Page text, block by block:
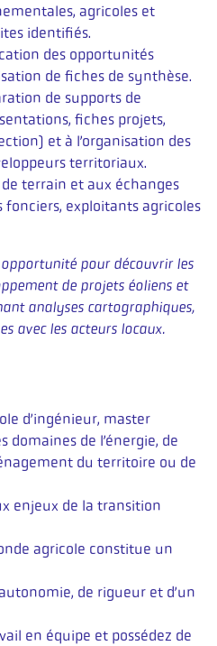
agricoles et
identifiés.
des opportunités
de fiches de synthèse.
de supports de
fiches projets,
et à l’organisation des
territoriaux.
terrain et aux échanges
fonciers, exploitants agricoles
pour découvrir les
de projets éoliens et
analyses cartographiques,
avec les acteurs locaux.
d’ingénieur, master
domaines de l’énergie, de
du territoire ou de
enjeux de la transition
agricole constitue un
de rigueur et d’un
en équipe et possédez de